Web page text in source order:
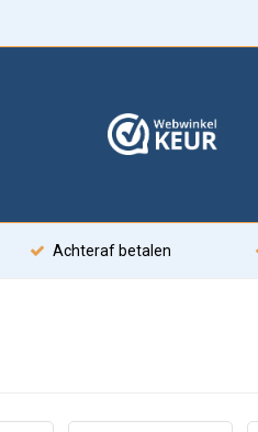
Achteraf betalen